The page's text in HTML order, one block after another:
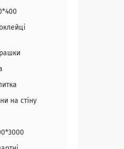
на стіну